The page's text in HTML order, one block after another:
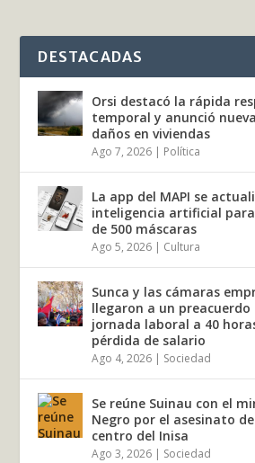
DESTACADAS
Orsi destacó la rápida
temporal y anunció
daños en viviendas
Ago 7, 2026 | Política
La app del MAPI se
inteligencia artificial
de 500 máscaras
Ago 5, 2026 | Cultura
Sunca y las cámaras
llegaron a un
jornada laboral a 40
pérdida de salario
Ago 4, 2026 | Sociedad
Se reúne Suinau con el
Negro por el asesinato
centro del Inisa
Ago 3, 2026 | Sociedad